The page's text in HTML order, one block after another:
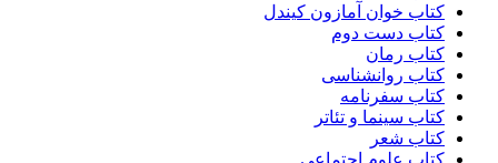
کتاب خوان آمازون کیندل
کتاب دست دوم
کتاب رمان
کتاب روانشناسی
کتاب سفرنامه
کتاب سینما و تئاتر
کتاب شعر